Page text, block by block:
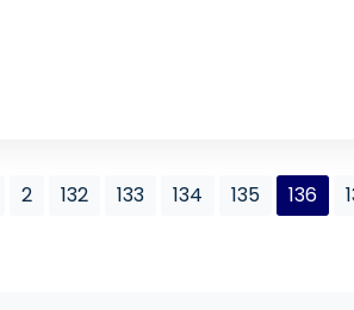
2 132 133 134 135 136